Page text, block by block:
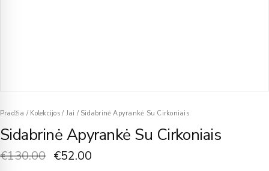
Pradžia / Kolekcijos / Jai /Sidabrinė Apyrankė Su Cirkoniais
Sidabrinė Apyrankė Su Cirkoniais
€130.00 €52.00